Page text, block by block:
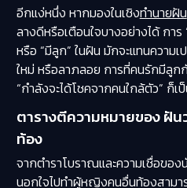
อีกแง่หนึ่ง หากมองในเชิงทำนายฝัน
ลางดีหรือเตือนใจบางอย่างได้ การ
หรือ “มีลูก” ในฝัน มักจะแทนความ
ใหม่ หรือลาภลอย การที่คนรักมีลูก
“กำลังจะได้โชคจากคนใกล้ตัว” ก็เ
ตารางตีความหมายของ ฝั
ท้อง
จากตำราโบราณและความเชื่อขอ
นอกใจไปทำผู้หญิงคนอื่นท้องสามา